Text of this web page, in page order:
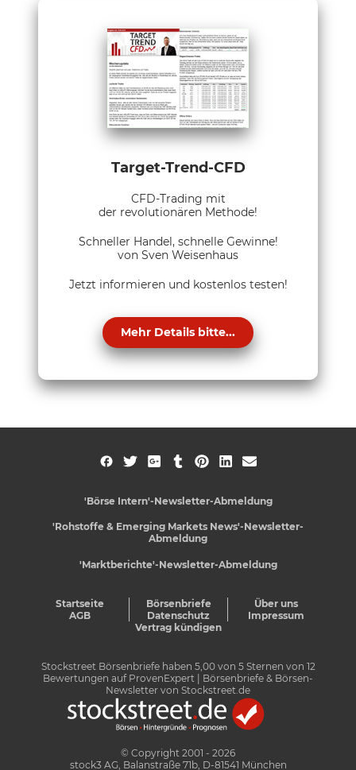
Target-Trend-CFD
CFD-Trading mit
der revolutionären Methode!
Schneller Handel, schnelle Gewinne!
von Sven Weisenhaus
Jetzt informieren und kostenlos testen!
Mehr Details bitte...
'Börse Intern'-Newsletter-Abmeldung
'Rohstoffe & Emerging Markets News'-Newsletter-
Abmeldung
'Marktberichte'-Newsletter-Abmeldung
Startseite Börsenbriefe
Über uns
AGB
Datenschutz
Impressum
Vertrag kündigen
Stockstreet Börsenbriefe haben 5,00von 5Sternen von 12
Bewertungen auf ProvenExpert
| Börsenbriefe & Börsen-
Newsletter von Stockstreet.de
© Copyright 2001 - 2026
stock3 AG, Balanstraße 71b, D-81541 München